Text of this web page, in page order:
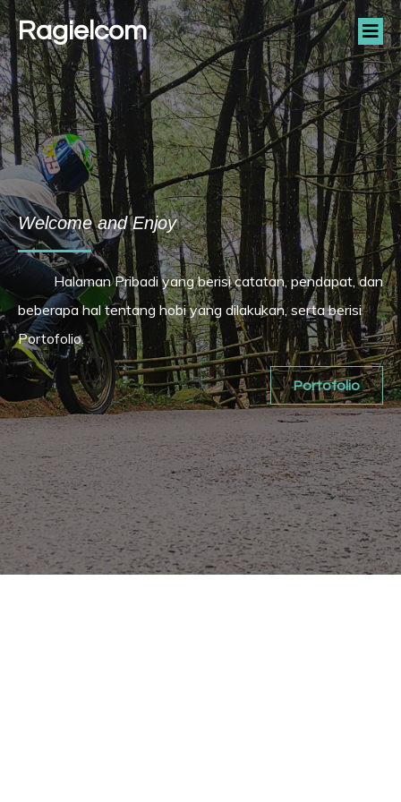
Ragielcom
Welcome and Enjoy
Halaman Pribadi yang berisi catatan, pendapat, dan
beberapa hal tentang hobi yang dilakukan, serta berisi
Portofolio.
Portofolio